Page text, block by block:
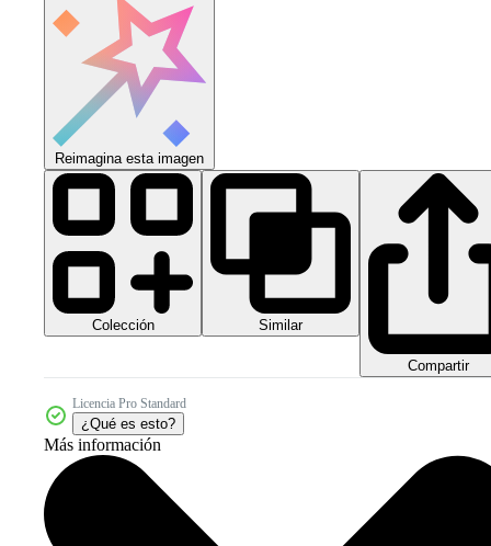
Reimagina esta imagen
Colección Similar
Compartir
Licencia Pro Standard
¿Qué es esto?
Más información